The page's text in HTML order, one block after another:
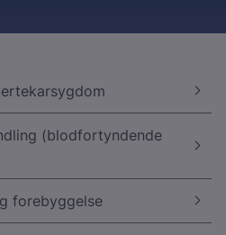
(blodfortyndende
forebyggelse